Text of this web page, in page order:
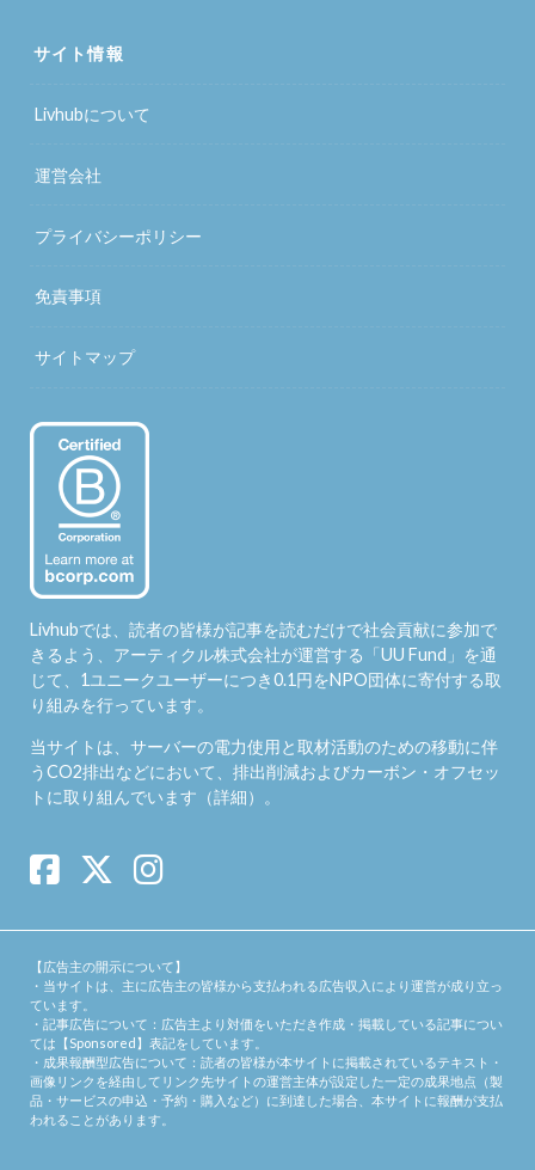
サイト情報
Livhubについて
運営会社
プライバシーポリシー
免責事項
サイトマップ
Livhubでは、読者の皆様が記事を読むだけで社会貢献に参加で
きるよう、アーティクル株式会社が運営する「UU Fund 」を通
じて、1ユニークユーザーにつき0.1円をNPO団体に寄付する取
り組みを行っています。
当サイトは、サーバーの電力使用と取材活動のための移動に伴
うCO2排出などにおいて、排出削減およびカーボン・オフセッ
トに取り組んでいます（詳細）。
【広告主の開示について】
・当サイトは、主に広告主の皆様から支払われる広告収入により運営が成り立っ
ています。
・記事広告について：広告主より対価をいただき作成・掲載している記事につい
ては【Sponsored】表記をしています。
・成果報酬型広告について：読者の皆様が本サイトに掲載されているテキスト・
画像リンクを経由してリンク先サイトの運営主体が設定した一定の成果地点（製
品・サービスの申込・予約・購入など）に到達した場合、本サイトに報酬が支払
われることがあります。